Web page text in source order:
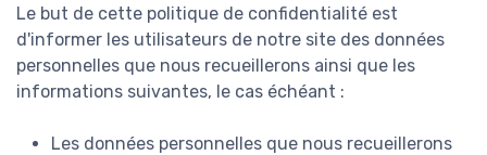
Le but de cette politique de confidentialité est
d'informer les utilisateurs de notre site des données
personnelles que nous recueillerons ainsi que les
informations suivantes, le cas échéant :
Les données personnelles que nous recueillerons